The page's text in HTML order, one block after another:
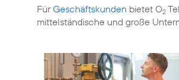
FürGeschäftskunden bietet O2
mittelständische und große